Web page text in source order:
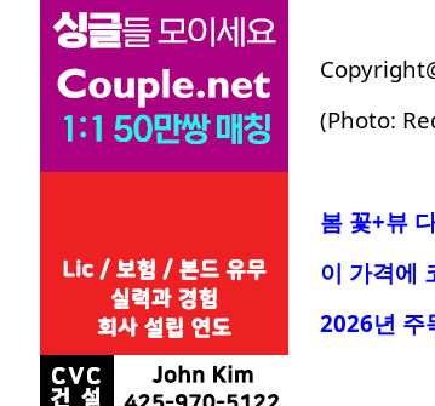
(Photo:
봄 꽃+뷰
이 가격에
2026년 주